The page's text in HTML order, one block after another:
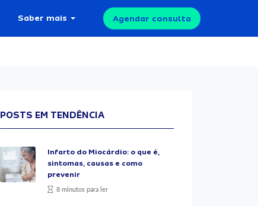
Saber mais Agendar consulta
POSTS EM TENDÊNCIA
Infarto do Miocárdio: o que é,
sintomas, causas e como
prevenir
8 minutos para ler